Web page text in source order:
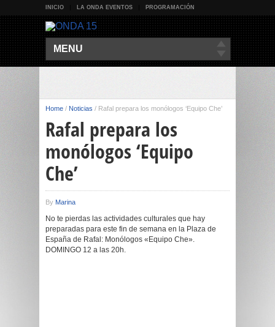
INICIO LA ONDA EVENTOS PROGRAMACIÓN
MENU
Home / Noticias / Rafal prepara los monólogos ‘Equipo Che’
Rafal prepara los
monólogos ‘Equipo
Che’
By Marina
No te pierdas las actividades culturales que hay
preparadas para este fin de semana en la Plaza de
España de Rafal: Monólogos «Equipo Che».
DOMINGO 12 a las 20h.